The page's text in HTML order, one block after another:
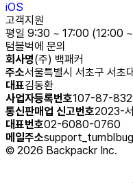
iOS
고객지원
평일 9:30 ~ 17:00 (12:00
텀블벅에 문의
회사명(주) 백패커
주소서울특별시 서초구 서
대표김동환
사업자등록번호107-87-
통신판매업 신고번호2023-
대표번호02-6080-0760
메일주소
© 2026 Backpackr Inc.